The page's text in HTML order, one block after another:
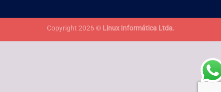
Copyright 2026 © Linux Informática Ltda.